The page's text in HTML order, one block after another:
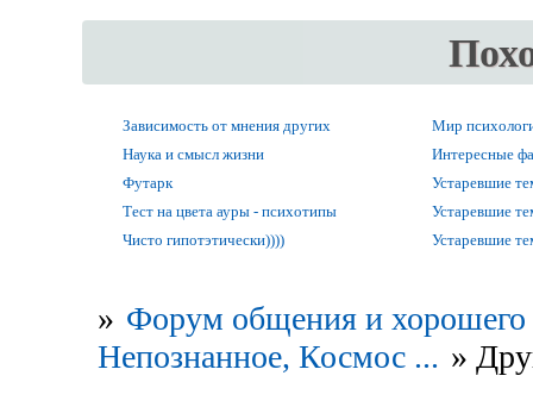
Зависимость от мнения других
Мир
Наука и смысл жизни
Интересные
Футарк
Устаревшие
Тест на цвета ауры - психотипы
Устаревшие
Чисто гипотэтически))))
Устаревшие
» Форум общения и хорошего
Непознанное, Космос ... »